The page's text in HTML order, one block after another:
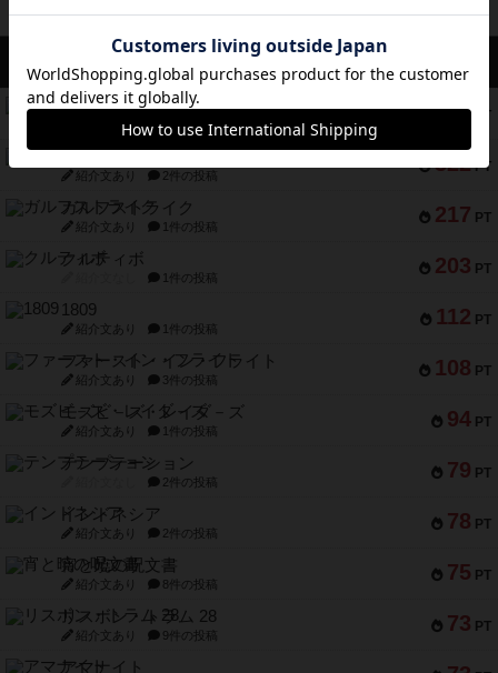
アクセス数 急上昇中
340 PT
コレクト！
紹介文なし 1件の投稿
322 PT
紹介文あり 2件の投稿
217 PT
ガルフストライク
紹介文あり 1件の投稿
203 PT
クルティボ
1件の投稿
112 PT
1809
紹介文あり 1件の投稿
108 PT
ファースト・イン・フライト
紹介文あり 3件の投稿
94 PT
モズビ－ズ・レイダ－ズ
紹介文あり 1件の投稿
79 PT
テンプテーション
2件の投稿
78 PT
インドネシア
紹介文あり 2件の投稿
75 PT
宵と暁の呪文書
紹介文あり 8件の投稿
73 PT
リスボン・トラム 28
紹介文あり 9件の投稿
アマナイト